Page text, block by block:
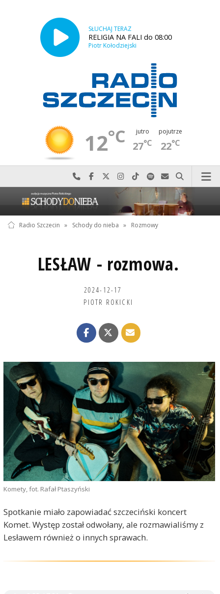
SŁUCHAJ TERAZ
RELIGIA NA FALI do 08:00
Piotr Kołodziejski
12°C jutro
27°C
pojutrze
22°C
Najlepiej po prostu do nas zadzwoń
Odwiedź nas na Facebook-u
Odwiedź nas na X
Odwiedź nas na Instagram-ie
Odwiedź nas na TikTok-u
Szukaj nas na Spotify
Wyślij do nas
Szukaj
Radio Szczecin » Schody do nieba » Rozmowy
LESŁAW - rozmowa.
2024-12-17
PIOTR ROKICKI
Komety, fot. Rafał Ptaszyński
Spotkanie miało zapowiadać szczeciński koncert
Komet. Występ został odwołany, ale rozmawialiśmy z
Lesławem również o innych sprawach.